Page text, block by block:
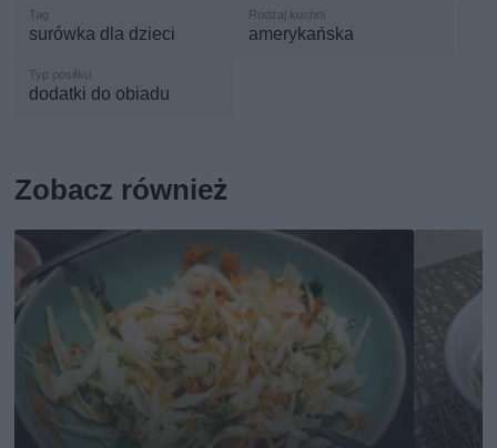
surówka dla dzieci amerykańska
dodatki do obiadu
Zobacz również